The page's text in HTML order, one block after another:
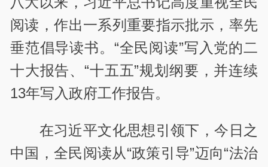
阅读，作出一系列重要指示批示，率先
垂范倡导读书。“全民阅读”写入党的二
十大报告、“十五五”规划纲要，并连续
13年写入政府工作报告。
在习近平文化思想引领下，今日之
中国，全民阅读从“政策引导”迈向“法治